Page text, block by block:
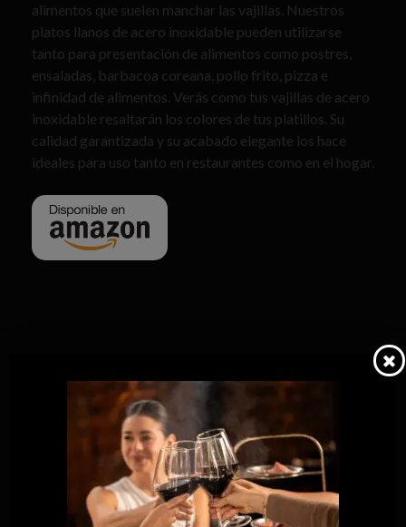
alimentos que suelen manchar las vajillas. Nuestros
platos llanos de acero inoxidable pueden utilizarse
tanto para presentación de alimentos como postres,
ensaladas, barbacoa coreana, pollo frito, pizza e
infinidad de alimentos. Verás como tus vajillas de acero
inoxidable resaltarán los colores de tus platillos. Su
calidad garantizada y su acabado elegante los hace
ideales para uso tanto en restaurantes como en el hogar.
Valoraciones 0
No hay valoraciones aún.